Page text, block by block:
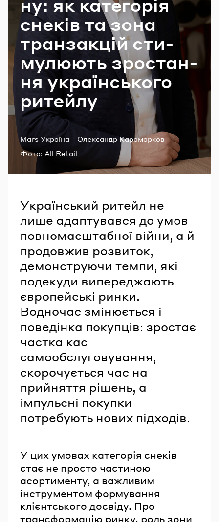
ну: як ка­те­го­рія
сне­ків та зона
тран­за­кцій сти­
му­лю­ють зро­ста­н­
ня укра­їн­сько­го
ри­тей­лу
Теги:
Mars Україна
Олександр Карамарков
ринок снеків
Фото: All Retail
Український ритейл не
лише адаптувався до умов
повномасштабної війни, а й
продовжив розвиток,
демонструючи темпи, які
подекуди випереджають
європейські ринки.
Водночас змінюється і
поведінка покупців: зростає
частка кас
самообслуговування,
скорочується час на
прийняття рішень, а
імпульсні покупки
потребують нових підходів.
У цих умовах категорія снеків
стає не просто частиною
асортименту, а важливим
інструментом формування
клієнтського досвіду. Про
трансформацію ринку, роль зони
Email
Пароль
Забули пароль?
УВІЙТИ